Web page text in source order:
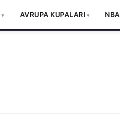
AVRUPA KUPALARI NBA